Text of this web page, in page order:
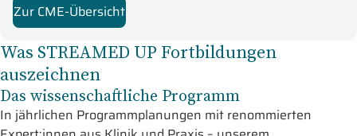
Zur CME-Übersicht
Was STREAMED UP Fortbildungen
auszeichnen
Das wissenschaftliche Programm
In jährlichen Programmplanungen mit renommierten